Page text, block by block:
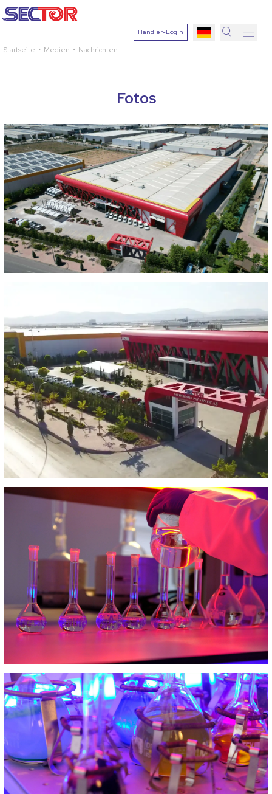
Händler-Login
Wirkstoff
Krankheit
Suchen
Startseite Medien Nachrichten
Fotos